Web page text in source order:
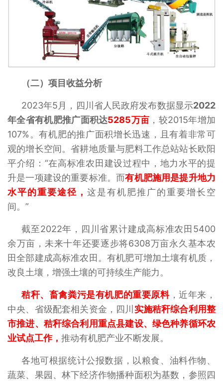
（二）项目收益分析
2023年5月，四川省人民政府发布数据显示2022
年全省有机肥推广面积达5285万亩 ，较2015年增加
107%。有机肥的推广面积增长迅速，且有着非常可
观的增长空间。省耕地质量与肥料工作总站站长欧阳
平介绍：“在高标准农田建设过程中，地力水平的提
升是一项建设的重要标准。而有机肥施用是提升地力
水平的重要途径， 这是有机肥推广的重要增长空
间。”
截至2022年，四川省累计建成高标准农田5400
余万亩，未来十年还要逐步将6308万亩永久基本农
田全部建成高标准农田。有机肥可增加土壤有机质，
改良土壤，增强土壤的可持续生产能力。
秸秆、畜禽粪污是有机肥的重要原料，近年来，
中央、省级配套相关资金，四川 实施秸秆综合利用整
市推进、秸秆综合利用重点县建设、绿色种养循环农
业试点工作， 推动有机肥产业不断发展。
各地可根据统计公报数据，以粮食、油料作物、
蔬菜、果园、林下经济作物播种面积为基数，参照四